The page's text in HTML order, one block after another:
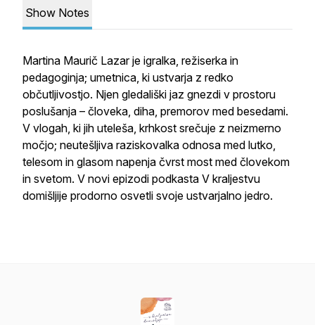
Show Notes
Martina Maurič Lazar je igralka, režiserka in
pedagoginja; umetnica, ki ustvarja z redko
občutljivostjo. Njen gledališki jaz gnezdi v prostoru
poslušanja – človeka, diha, premorov med besedami.
V vlogah, ki jih uteleša, krhkost srečuje z neizmerno
močjo; neutešljiva raziskovalka odnosa med lutko,
telesom in glasom napenja čvrst most med človekom
in svetom. V novi epizodi podkasta V kraljestvu
domišljije prodorno osvetli svoje ustvarjalno jedro.